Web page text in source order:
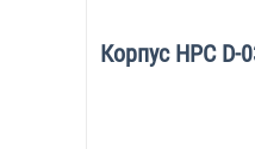
Корпус HPC D-